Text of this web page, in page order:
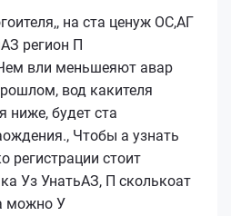
на ста ценуж ОС,АГ
регион П
вли меньшеяют авар
вод какителя
ниже, будет ста
Чтобы а узнать
регистрации стоит
Уз УнатьАЗ, П сколькоат
можно У